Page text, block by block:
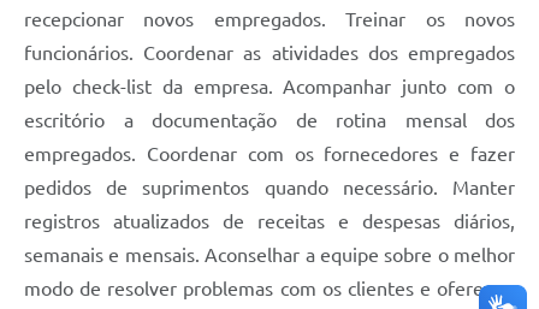
recepcionar novos empregados. Treinar os novos
funcionários. Coordenar as atividades dos empregados
pelo check-list da empresa. Acompanhar junto com o
escritório a documentação de rotina mensal dos
empregados. Coordenar com os fornecedores e fazer
pedidos de suprimentos quando necessário. Manter
registros atualizados de receitas e despesas diários,
semanais e mensais. Aconselhar a equipe sobre o melhor
modo de resolver problemas com os clientes e oferecer-